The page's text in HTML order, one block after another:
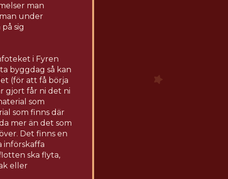
man
under
sig
i Fyren
byggdag så kan
(för att få börja
gjort får ni det ni
som
som finns där
mer än det som
Det finns en
införskaffa
ska flyta,
eller